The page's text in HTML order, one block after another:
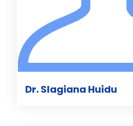
Dr. Slagiana Huidu